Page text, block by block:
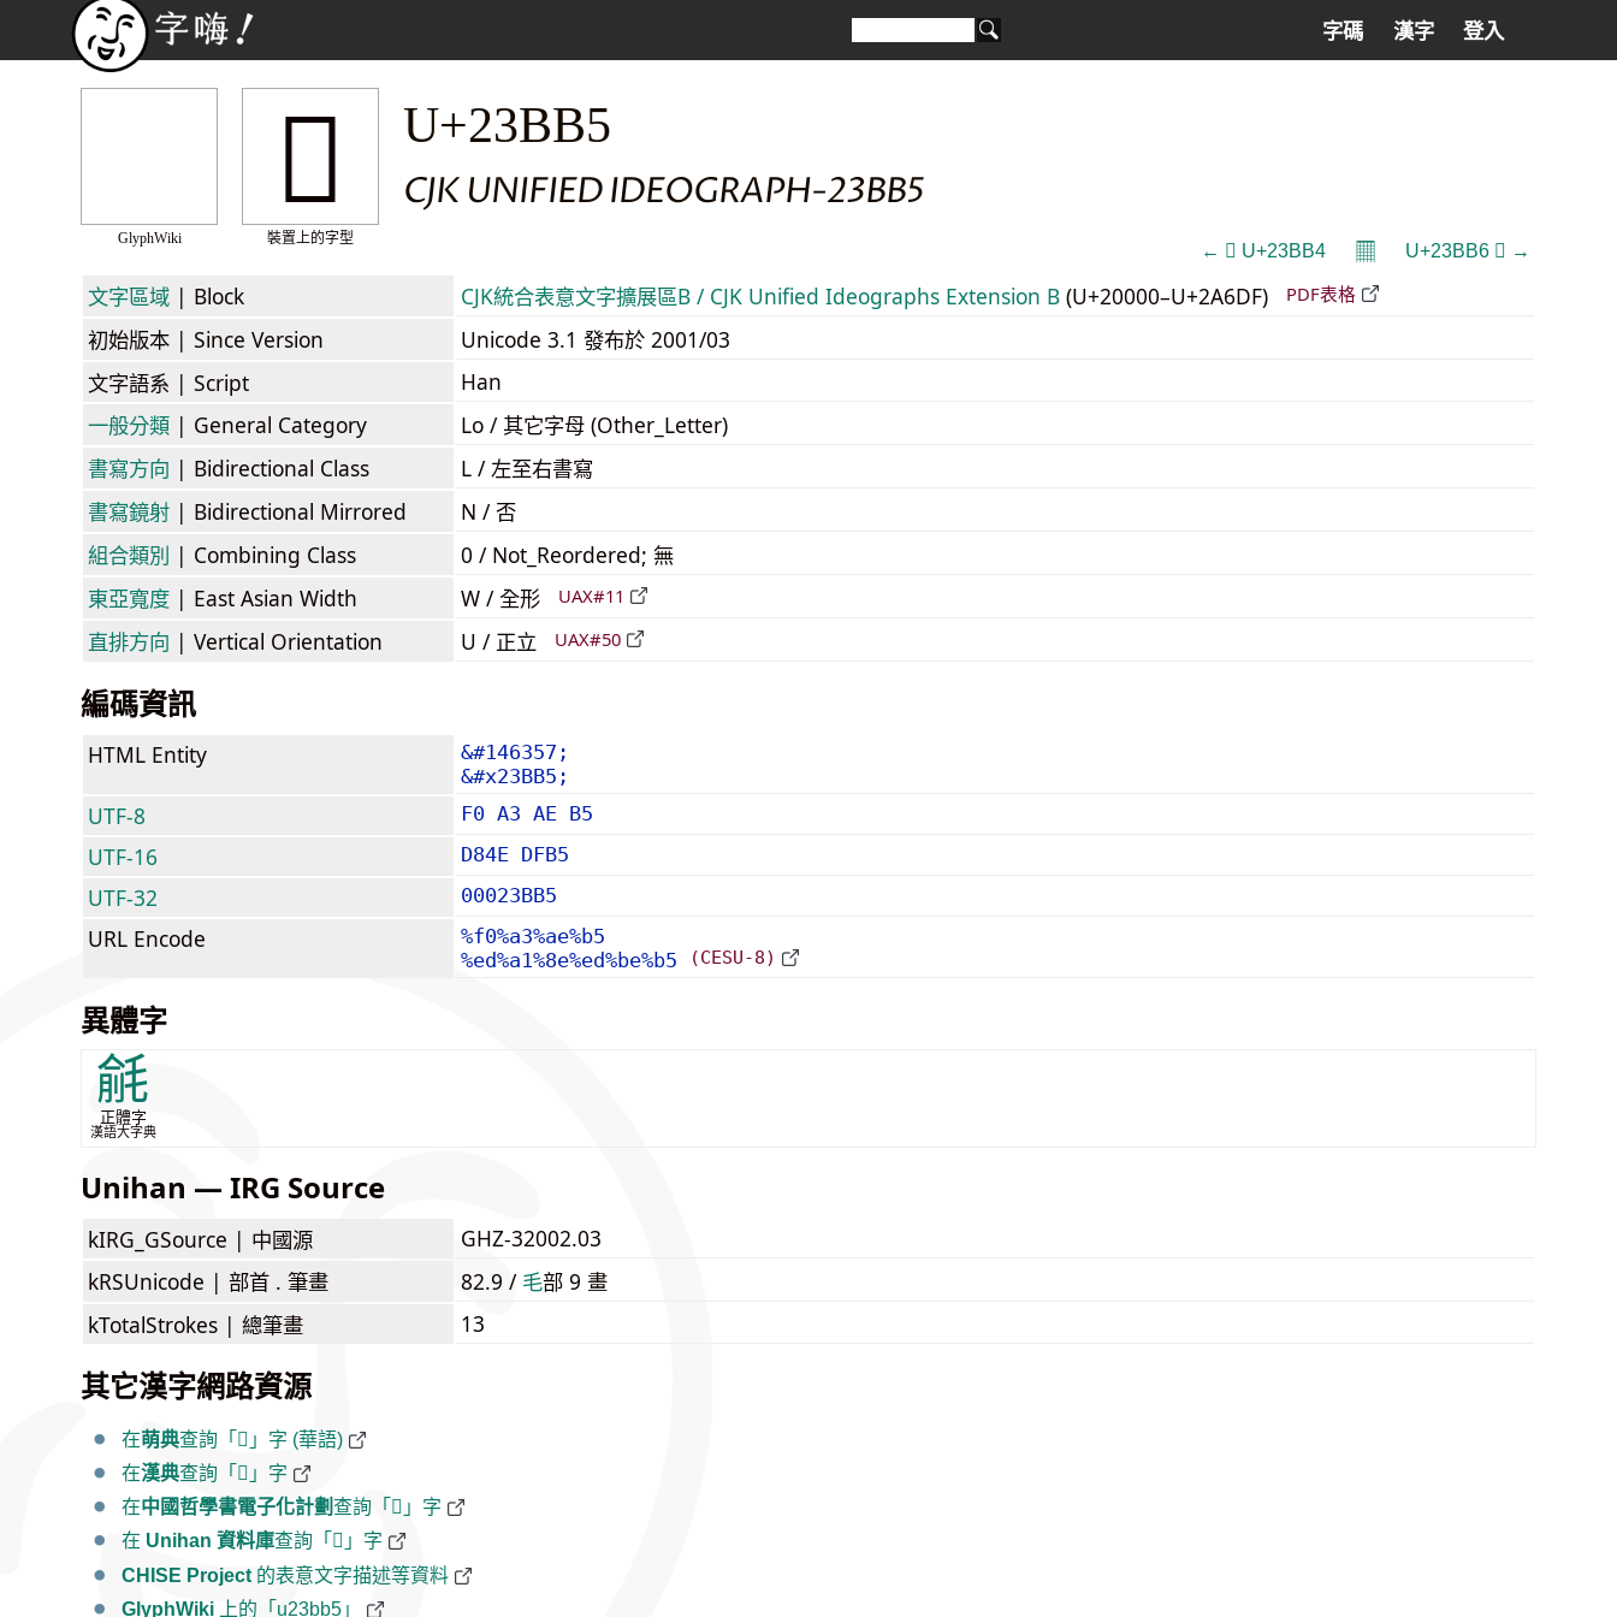
字碼 漢字 登入
GlyphWiki
𣮵
裝置上的字型
U+23BB5
CJK UNIFIED IDEOGRAPH-23BB5
← 𣮴 U+23BB4 𝄜 U+23BB6 𣮶 →
文字區域 | Block CJK統合表意文字擴展區B / CJK Unified Ideographs Extension B (U+20000–U+2A6DF) PDF表格
初始版本 | Since Version
Unicode 3.1 發布於 2001/03
文字語系 | Script
Han
一般分類 | General Category
Lo / 其它字母 (Other_Letter)
書寫方向 | Bidirectional Class
L / 左至右書寫
書寫鏡射 | Bidirectional Mirrored
N / 否
組合類別 | Combining Class
0 / Not_Reordered; 無
東亞寬度 | East Asian Width W / 全形 UAX#11
直排方向 | Vertical Orientation U / 正立 UAX#50
編碼資訊
HTML Entity
&#146357;
&#x23BB5;
UTF-8 F0 A3 AE B5
UTF-16 D84E DFB5
UTF-32 00023BB5
URL Encode
%f0%a3%ae%b5
%ed%a1%8e%ed%be%b5
(CESU-8)
異體字
毹
正體字
漢語大字典
Unihan — IRG Source
kIRG_GSource | 中國源
GHZ-32002.03
kRSUnicode | 部首 . 筆畫 82.9 / ⽑部 9 畫
kTotalStrokes | 總筆畫 13
其它漢字網路資源
在萌典查詢「𣮵」字 (華語)
在漢典查詢「𣮵」字
在中國哲學書電子化計劃 查詢「𣮵」字
在 Unihan 資料庫查詢「𣮵」字
CHISE Project 的表意文字描述等資料
GlyphWiki 上的「u23bb5」